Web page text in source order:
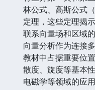
林公式、高斯公式
定理，这些定理揭
联系向量场和区域
向量分析作为连接
教材中占据重要位
散度、旋度等基本
电磁学等领域的应